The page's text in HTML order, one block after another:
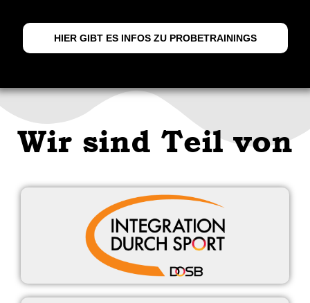
HIER GIBT ES INFOS ZU PROBETRAININGS
Wir sind Teil von